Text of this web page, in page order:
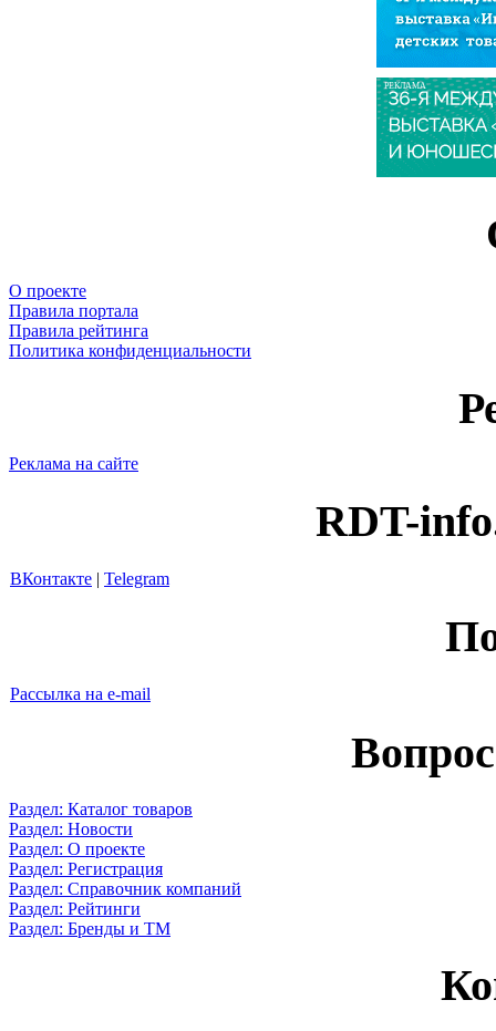
РЕКЛАМА
О проекте
Правила портала
Правила рейтинга
Политика конфиденциальности
Реклама на сайте
RDT-
ВКонтакте | Telegram
Рассылка на e-mail
Раздел: Каталог товаров
Раздел: Новости
Раздел: О проекте
Раздел: Регистрация
Раздел: Справочник компаний
Раздел: Рейтинги
Раздел: Бренды и ТМ